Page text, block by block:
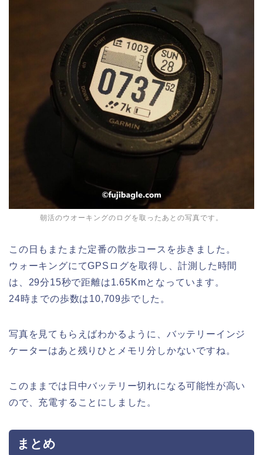
朝活のウオーキングのログを取ったあとの写真です。
この日もまたまた定番の散歩コースを歩きました。
ウォーキングにてGPSログを取得し、計測した時間
は、29分15秒で距離は1.65Kmとなっています。
24時までの歩数は10,709歩でした。
写真を見てもらえばわかるように、バッテリーインジ
ケーターはあと残りひとメモリ分しかないですね。
このままでは日中バッテリー切れになる可能性が高い
ので、充電することにしました。
まとめ